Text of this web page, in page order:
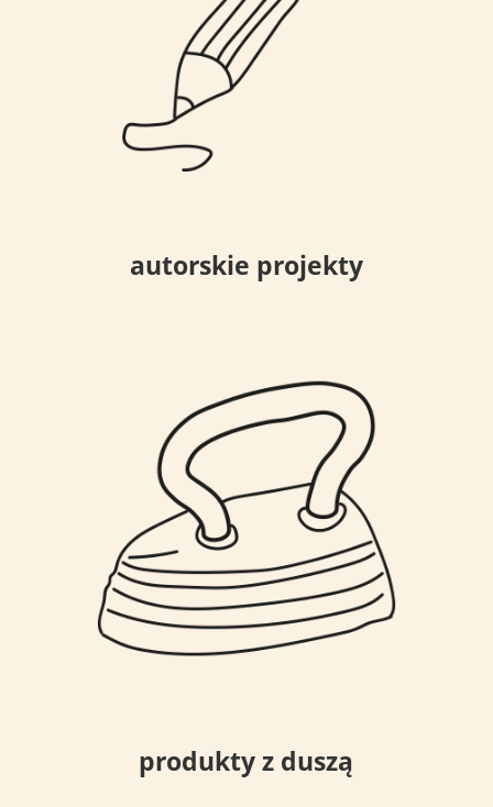
autorskie projekty
produkty z duszą